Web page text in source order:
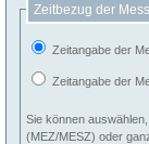
Zeitbezug der
Zeitangabe der
Zeitangabe der
Sie können
(MEZ/MESZ) oder